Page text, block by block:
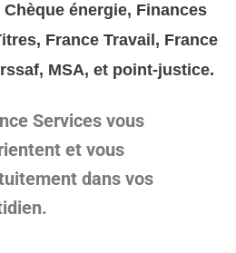
énergie, Finances
France Travail, France
MSA, et point-justice.
Services vous
et vous
dans vos